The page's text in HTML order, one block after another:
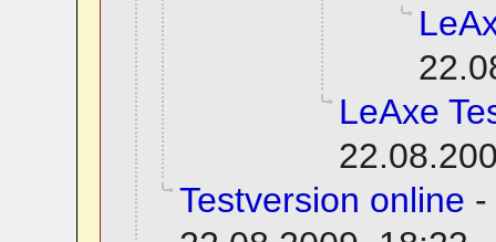
LeAxe
Testversion online -